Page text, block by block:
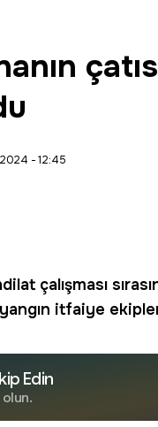
- 12:45
çalışması
itfaiye
Edin